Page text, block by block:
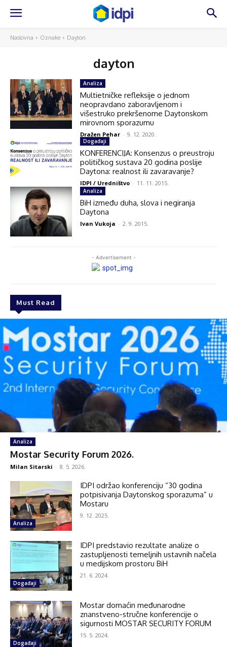
Naslovna Oznake Dayton
dayton
- Advertisement -
Must Read
Analiza
Mostar Security Forum 2026.
Milan Sitarski - 8. 5. 2026.
Analiza
IDPI održao konferenciju “30 godina
potpisivanja Daytonskog sporazuma” u
Mostaru
9. 12. 2025.
Događaji
IDPI predstavio rezultate analize o
zastupljenosti temeljnih ustavnih načela
u medijskom prostoru BiH
21. 6. 2024.
Događaji
Mostar domaćin međunarodne
znanstveno-stručne konferencije o
sigurnosti MOSTAR SECURITY FORUM
15. 5. 2024.
Analiza
Multietničke refleksije o jednom
neopravdano zaboravljenom i
višestruko prekršenome Daytonskom
mirovnom sporazumu
Dražen Pehar - 9. 12. 2020.
Događaji
KONFERENCIJA: Konsenzus o preustroju
političkog sustava 20 godina poslije
Daytona: realnost ili zavaravanje?
IDPI / Uredništvo - 11. 11. 2015.
Analiza
BiH između duha, slova i negiranja
Daytona
Ivan Vukoja - 2. 9. 2015.